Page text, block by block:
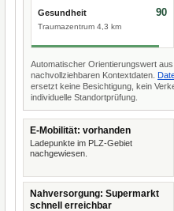
Gesundheit
Traumazentrum 4,3 km
90
Automatischer Orientierungswert
nachvollziehbaren Kontextdaten.
ersetzt keine Besichtigung, kein
individuelle Standortprüfung.
E-Mobilität: vorhanden
Ladepunkte im PLZ-Gebiet
nachgewiesen.
Nahversorgung: Supermarkt
schnell erreichbar